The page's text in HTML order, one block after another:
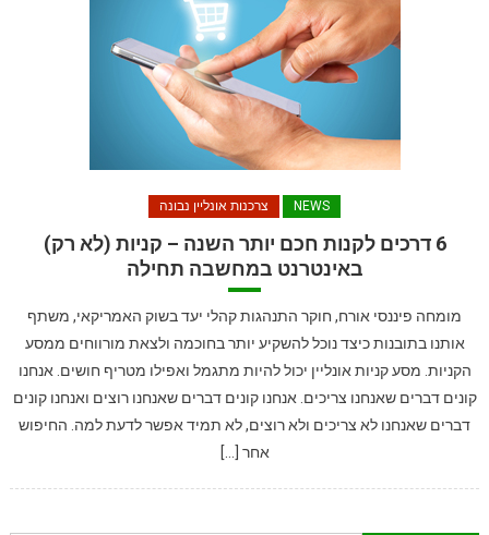
NEWS צרכנות אונליין נבונה
6 דרכים לקנות חכם יותר השנה – קניות (לא רק)
באינטרנט במחשבה תחילה
מומחה פיננסי אורח, חוקר התנהגות קהלי יעד בשוק האמריקאי, משתף
אותנו בתובנות כיצד נוכל להשקיע יותר בחוכמה ולצאת מורווחים ממסע
הקניות. מסע קניות אונליין יכול להיות מתגמל ואפילו מטריף חושים. אנחנו
קונים דברים שאנחנו צריכים. אנחנו קונים דברים שאנחנו רוצים ואנחנו קונים
דברים שאנחנו לא צריכים ולא רוצים, לא תמיד אפשר לדעת למה. החיפוש
אחר […]